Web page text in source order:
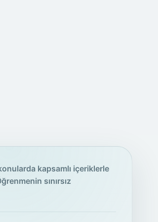
kapsamlı içeriklerle
sınırsız